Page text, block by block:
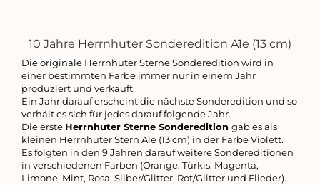
10 Jahre Herrnhuter Sonderedition A1e (13 cm)
Dieoriginale Herrnhuter Sterne Sonderedition wird in
einer bestimmten Farbe immer nur in einem Jahr
produziert und verkauft.
Ein Jahr darauf erscheint die nächste Sonderedition und so
verhält es sich für jedes darauf folgende Jahr.
Die erste Herrnhuter Sterne Sonderedition gab es als
kleinen Herrnhuter Stern A1e (13 cm) in der Farbe Violett.
Es folgten in den 9 Jahren darauf weitere Sondereditionen
in verschiedenen Farben (Orange, Türkis, Magenta,
Limone, Mint, Rosa, Silber/Glitter, Rot/Glitter und Flieder).